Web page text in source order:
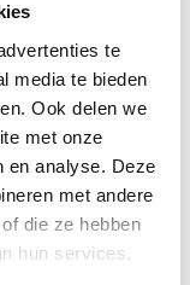
te
media te bieden
Ook delen we
met onze
en analyse. Deze
met andere
die ze hebben
hun services.
en
*